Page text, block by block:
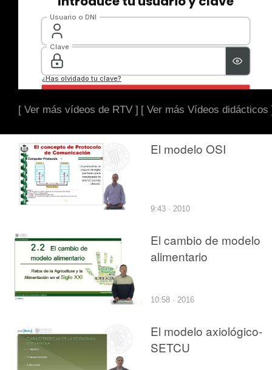
[ Ver más vídeos de RTV ] [ Ver más Vídeos didácticos
El modelo OSI
9:43 · 2010
El cambio de modelo
alimentario
10:58 · 2016
El modelo axiológico-
SETCU